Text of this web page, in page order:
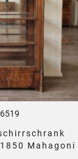
Mahagoni